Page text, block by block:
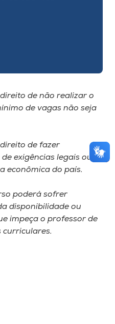
de não realizar o
de vagas não seja
de fazer
exigências legais ou
econômica do país.
poderá sofrer
disponibilidade ou
impeça o professor de